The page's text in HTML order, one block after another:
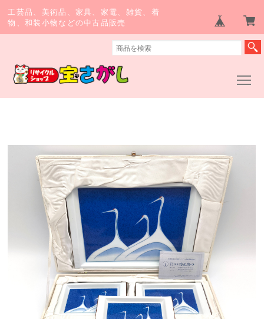
工芸品、美術品、家具、家電、雑貨、着
物、和装小物などの中古品販売